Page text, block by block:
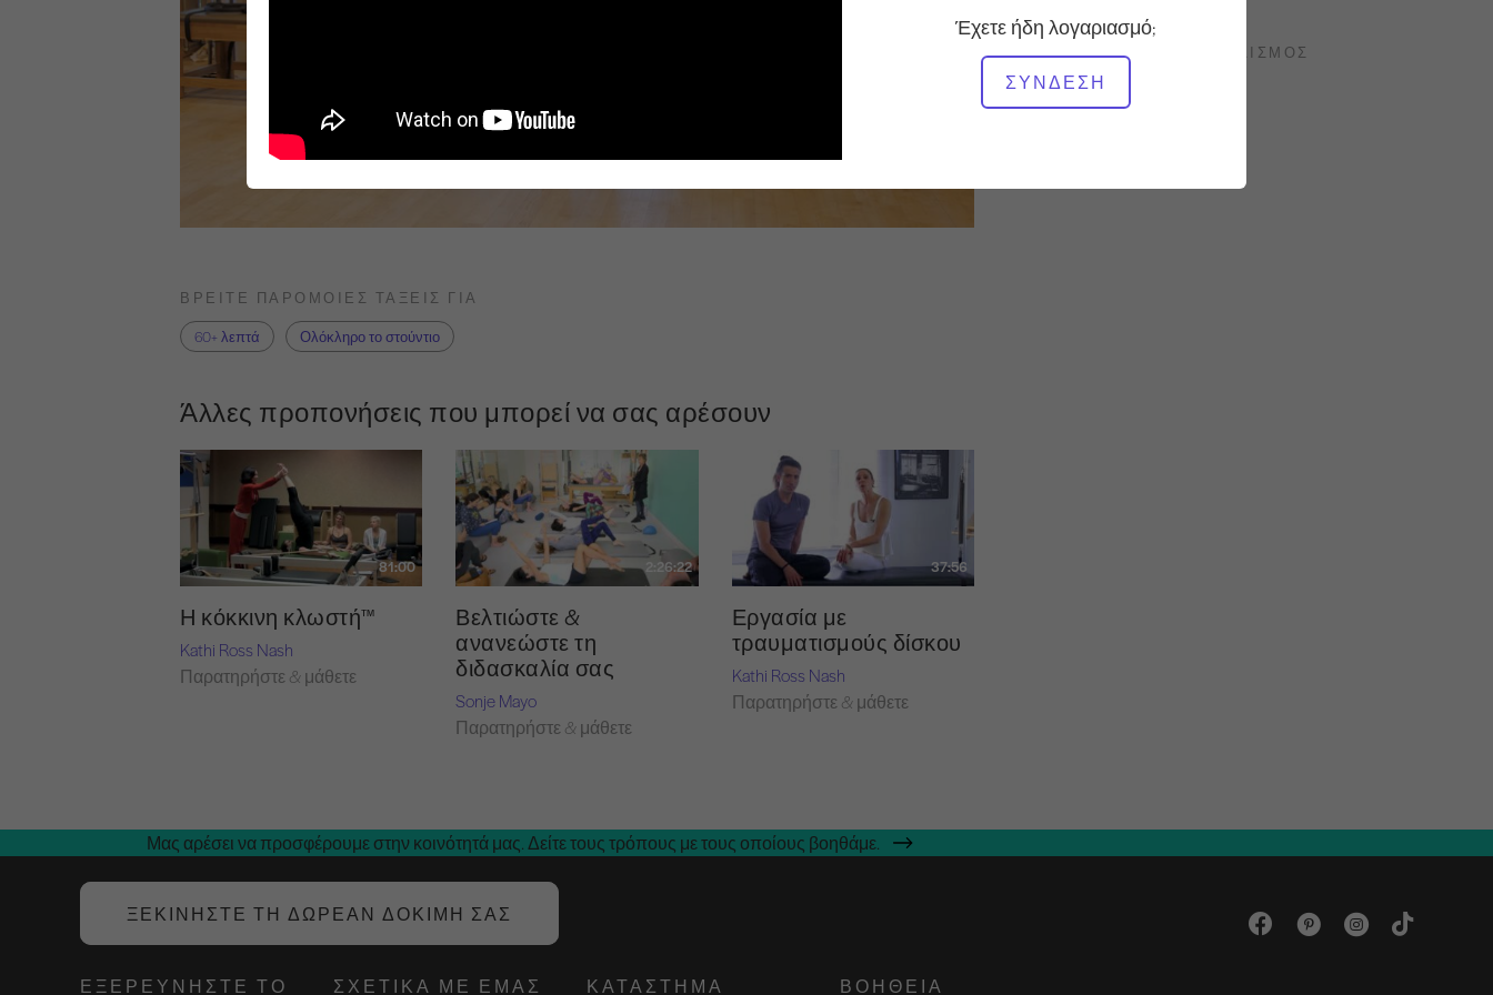
Έχετε ήδη λογαριασμό;
ΣΎΝΔΕΣΗ
ΑΠΑΙΤΟΎΜΕΝΟΣ ΕΞΟΠΛΙΣΜΌΣ
Ολόκληρο το στούντιο
ΒΡΕΊΤΕ ΠΑΡΌΜΟΙΕΣ ΤΆΞΕΙΣ ΓΙΑ
60+ λεπτά
Ολόκληρο το στούντιο
Άλλες προπονήσεις που μπορεί να σας αρέσουν
81:00
Η κόκκινη κλωστή™
Kathi Ross Nash
Παρατηρήστε & μάθετε
2:26:22
Βελτιώστε &
ανανεώστε τη
διδασκαλία σας
Sonje Mayo
Παρατηρήστε & μάθετε
37:56
Εργασία με
τραυματισμούς δίσκου
Kathi Ross Nash
Παρατηρήστε & μάθετε
Μας αρέσει να προσφέρουμε στην κοινότητά μας. Δείτε τους τρόπους με τους οποίους βοηθάμε.
ΞΕΚΙΝΉΣΤΕ ΤΗ ΔΩΡΕΆΝ ΔΟΚΙΜΉ ΣΑΣ
ΕΞΕΡΕΥΝΉΣΤΕ ΤΟ ΣΧΕΤΙΚΆ ΜΕ ΕΜΆΣ ΚΑΤΆΣΤΗΜΑ ΒΟΉΘΕΙΑ